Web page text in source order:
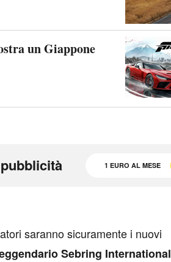
un Giappone
1 EURO AL MESE
saranno sicuramente i nuovi
Sebring International